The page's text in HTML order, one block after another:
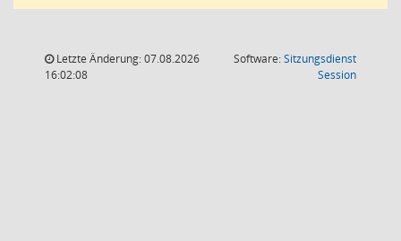
Letzte Änderung: 07.08.2026
16:02:08
Software:Sitzungsdienst
Session(Wird in